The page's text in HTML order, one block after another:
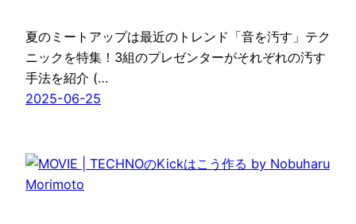
夏のミートアップは最近のトレンド「音を汚す」テク
ニックを特集！3組のプレゼンターがそれぞれの汚す
手法を紹介 (…
2025-06-25